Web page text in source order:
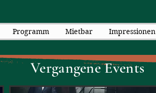
Programm Mietbar Impressionen
Vergangene Events